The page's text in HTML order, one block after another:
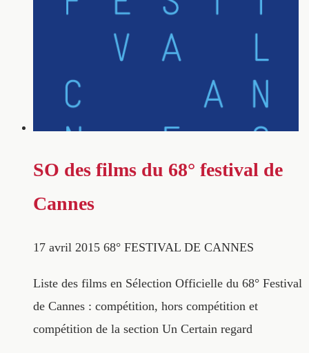
SO des films du 68° festival de
Cannes
17 avril 2015 68° FESTIVAL DE CANNES
Liste des films en Sélection Officielle du 68° Festival
de Cannes : compétition, hors compétition et
compétition de la section Un Certain regard